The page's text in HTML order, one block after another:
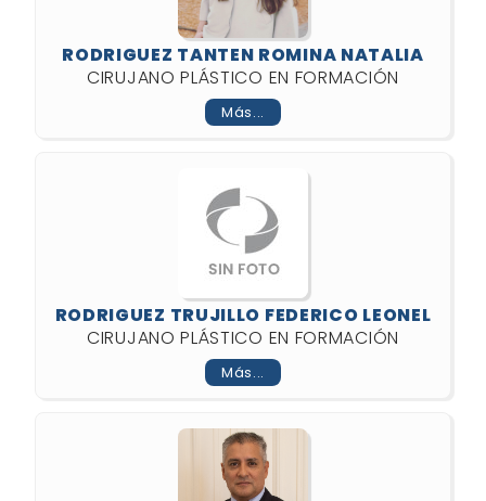
RODRIGUEZ TANTEN ROMINA NATALIA
CIRUJANO PLÁSTICO EN FORMACIÓN
Más...
RODRIGUEZ TRUJILLO FEDERICO LEONEL
CIRUJANO PLÁSTICO EN FORMACIÓN
Más...